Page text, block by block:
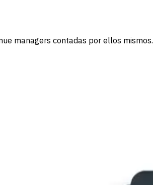
managers contadas por ellos mismos.